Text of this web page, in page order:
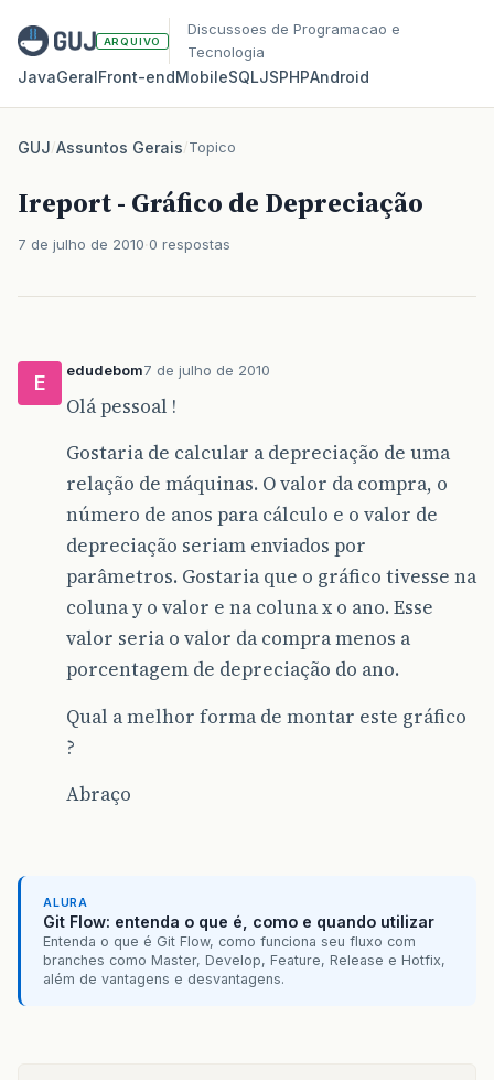
ARQUIVO
Discussoes de Programacao e
Tecnologia
JavaGeralFront‑endMobileSQLJSPHPAndroid
GUJ/Assuntos Gerais/Topico
Ireport - Gráfico de Depreciação
7 de julho de 2010 0 respostas
E
edudebom7 de julho de 2010
Olá pessoal !
Gostaria de calcular a depreciação de uma
relação de máquinas. O valor da compra, o
número de anos para cálculo e o valor de
depreciação seriam enviados por
parâmetros. Gostaria que o gráfico tivesse na
coluna y o valor e na coluna x o ano. Esse
valor seria o valor da compra menos a
porcentagem de depreciação do ano.
Qual a melhor forma de montar este gráfico
?
Abraço
ALURA
Git Flow: entenda o que é, como e quando utilizar
Entenda o que é Git Flow, como funciona seu fluxo com
branches como Master, Develop, Feature, Release e Hotfix,
além de vantagens e desvantagens.